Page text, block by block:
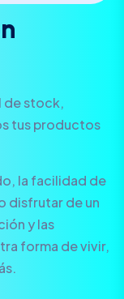
n
de stock,
tus productos
la facilidad de
disfrutar de un
y las
forma de vivir,